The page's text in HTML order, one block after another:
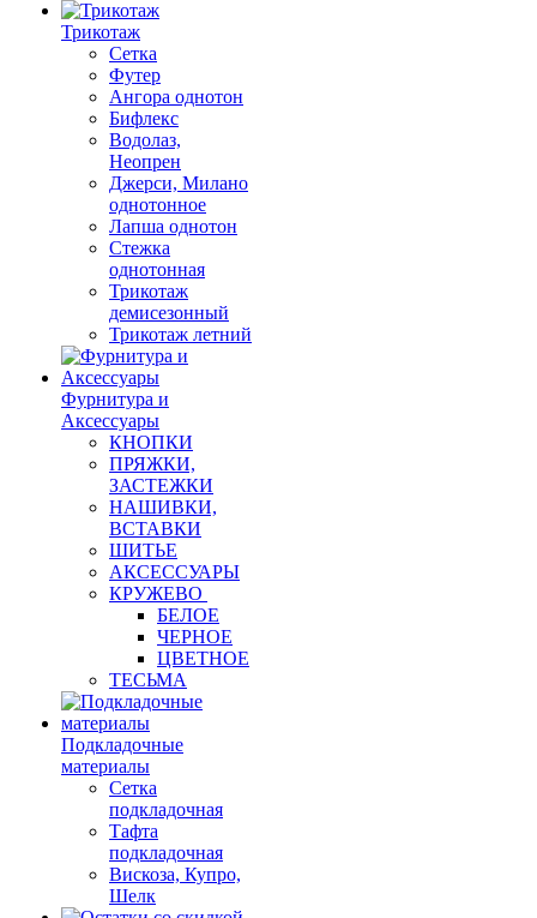
Трикотаж
Сетка
Футер
Ангора однотон
Бифлекс
Водолаз,
Неопрен
Джерси, Милано
однотонное
Лапша однотон
Стежка
однотонная
Трикотаж
демисезонный
Трикотаж летний
Фурнитура и
Аксессуары
КНОПКИ
ПРЯЖКИ,
ЗАСТЕЖКИ
НАШИВКИ,
ВСТАВКИ
ШИТЬЕ
АКСЕССУАРЫ
КРУЖЕВО
БЕЛОЕ
ЧЕРНОЕ
ЦВЕТНОЕ
ТЕСЬМА
Подкладочные
материалы
Сетка
подкладочная
Тафта
подкладочная
Вискоза, Купро,
Шелк